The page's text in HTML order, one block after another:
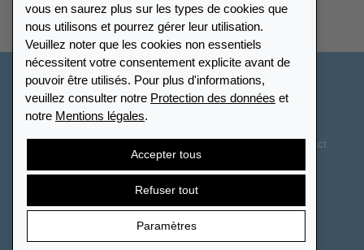
Trouver Leuchtturm
vous en saurez plus sur les types de cookies que
nous utilisons et pourrez gérer leur utilisation.
Veuillez noter que les cookies non essentiels
nécessitent votre consentement explicite avant de
pouvoir être utilisés. Pour plus d'informations,
veuillez consulter notre Protection des données et
notre Mentions légales.
Accepter tous
Refuser tout
Paramètres
France
Paramètres des cookies
Contact
Droit de rétractation Résilier le contrat
© 2026 LEUCHTTURM. Tous droits réservés.